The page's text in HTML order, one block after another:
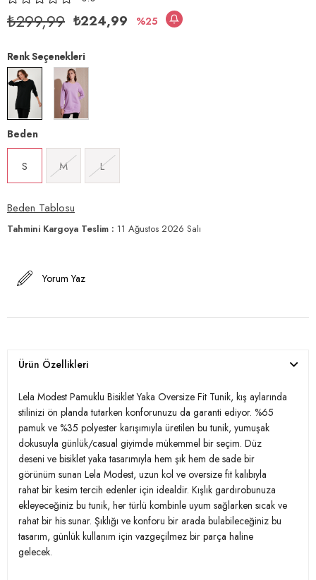
₺299,99 ₺224,99 25
Renk Seçenekleri
Beden
S M L
Beden Tablosu
Tahmini Kargoya Teslim : 11 Ağustos 2026 Salı
Yorum Yaz
Ürün Özellikleri
Lela Modest Pamuklu Bisiklet Yaka Oversize Fit Tunik, kış aylarında
stilinizi ön planda tutarken konforunuzu da garanti ediyor. %65
pamuk ve %35 polyester karışımıyla üretilen bu tunik, yumuşak
dokusuyla günlük/casual giyimde mükemmel bir seçim. Düz
deseni ve bisiklet yaka tasarımıyla hem şık hem de sade bir
görünüm sunan Lela Modest, uzun kol ve oversize fit kalıbıyla
rahat bir kesim tercih edenler için idealdir. Kışlık gardırobunuza
ekleyeceğiniz bu tunik, her türlü kombinle uyum sağlarken sıcak ve
rahat bir his sunar. Şıklığı ve konforu bir arada bulabileceğiniz bu
tasarım, günlük kullanım için vazgeçilmez bir parça haline
gelecek.